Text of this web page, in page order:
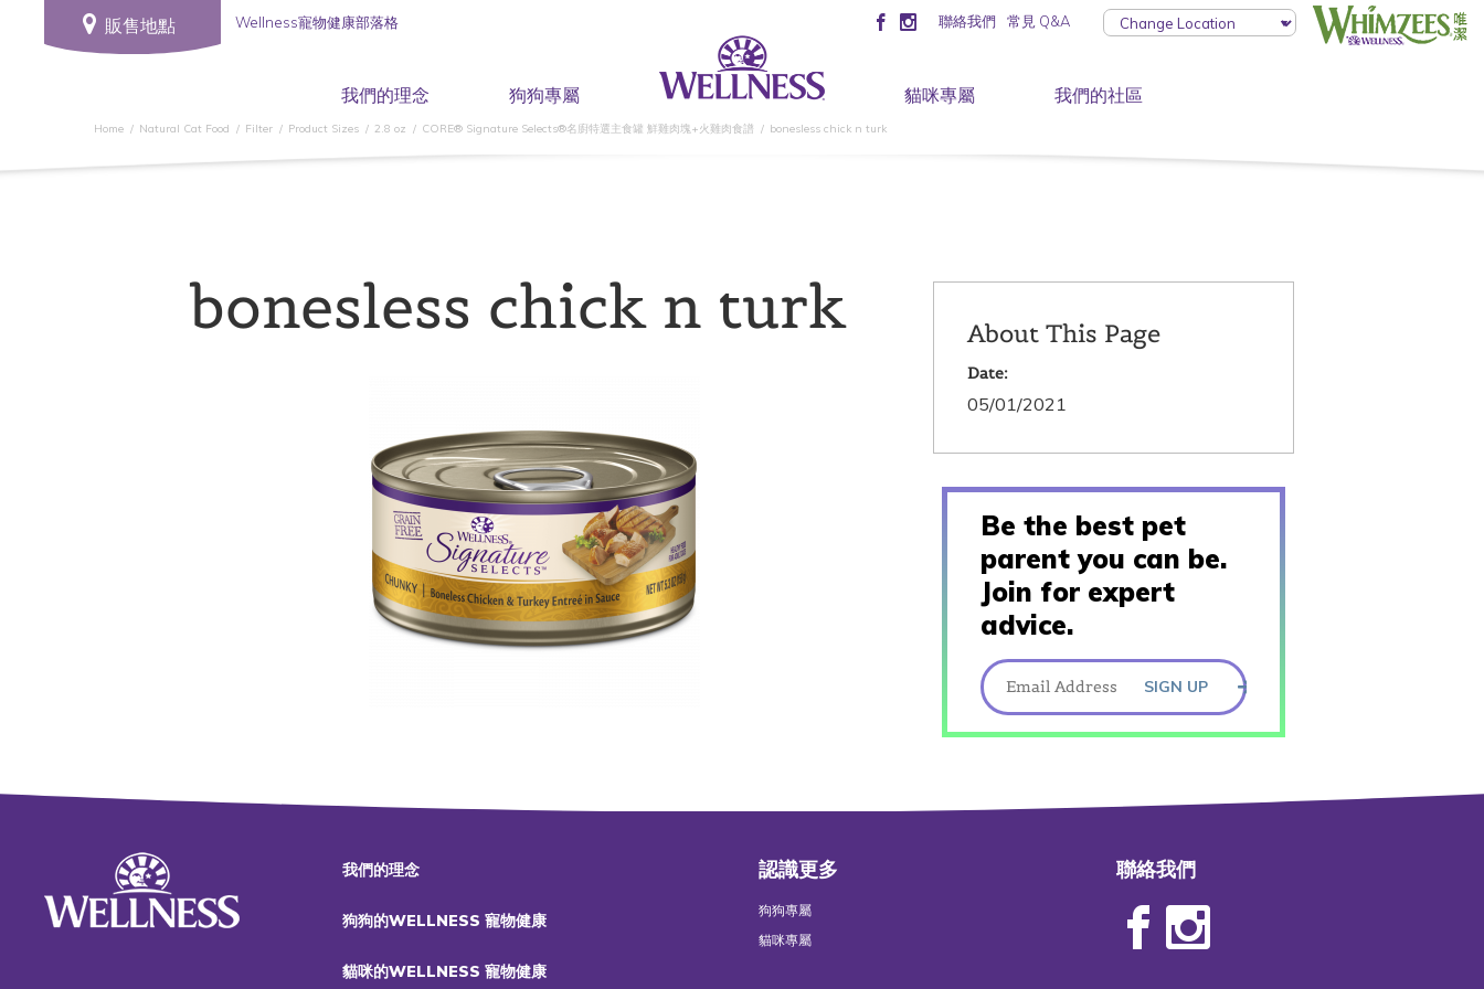
販售地點 Wellness寵物健康部落格 聯絡我們 常見 Q&A
我們的理念 狗狗專屬 貓咪專屬 我們的社區
Home Natural Cat Food Filter Product Sizes 2.8 oz CORE® Signature Selects®名廚特選主食罐 鮮雞肉塊+火雞肉食譜 bonesless chick n turk
bonesless chick n turk About This Page
Date:
05/01/2021
Be the best pet
parent you can be.
Join for expert
advice.
SIGN UP
我們的理念
狗狗的WELLNESS 寵物健康
貓咪的WELLNESS 寵物健康
認識更多
狗狗專屬
貓咪專屬
聯絡我們